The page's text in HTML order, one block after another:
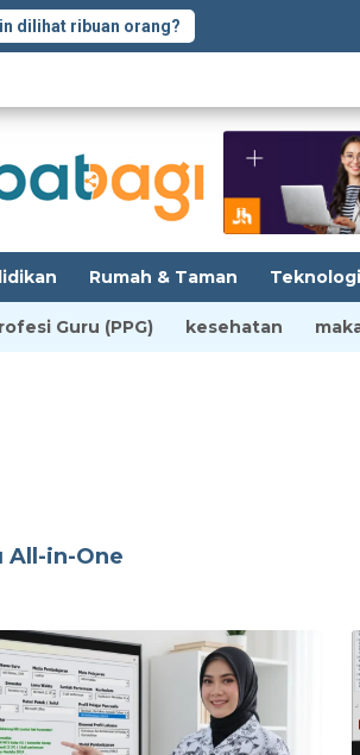
dilihat ribuan orang?
Rumah & Taman
Guru (PPG) kesehatan
All-in-One